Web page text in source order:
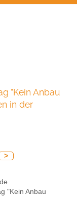
"Kein Anbau
in der
>
"Kein Anbau